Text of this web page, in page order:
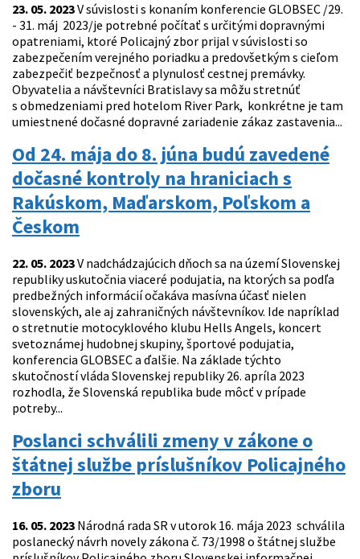
23. 05. 2023V súvislosti s konaním konferencie GLOBSEC /29.
- 31. máj 2023/je potrebné počítať s určitými dopravnými
opatreniami, ktoré Policajný zbor prijal v súvislosti so
zabezpečením verejného poriadku a predovšetkým s cieľom
zabezpečiť bezpečnosť a plynulosť cestnej premávky.
Obyvatelia a návštevníci Bratislavy sa môžu stretnúť
s obmedzeniami pred hotelom River Park, konkrétne je tam
umiestnené dočasné dopravné zariadenie zákaz zastavenia...
Od 24. mája do 8. júna budú zavedené
dočasné kontroly na hraniciach s
Rakúskom, Maďarskom, Poľskom a
Českom
22. 05. 2023V nadchádzajúcich dňoch sa na území Slovenskej
republiky uskutočnia viaceré podujatia, na ktorých sa podľa
predbežných informácií očakáva masívna účasť nielen
slovenských, ale aj zahraničných návštevníkov. Ide napríklad
o stretnutie motocyklového klubu Hells Angels, koncert
svetoznámej hudobnej skupiny, športové podujatia,
konferencia GLOBSEC a ďalšie. Na základe týchto
skutočností vláda Slovenskej republiky 26. apríla 2023
rozhodla, že Slovenská republika bude môcť v prípade
potreby...
Poslanci schválili zmeny v zákone o
štátnej službe príslušníkov Policajného
zboru
16. 05. 2023 Národná rada SR v utorok 16. mája 2023 schválila
poslanecký návrh novely zákona č. 73/1998 o štátnej službe